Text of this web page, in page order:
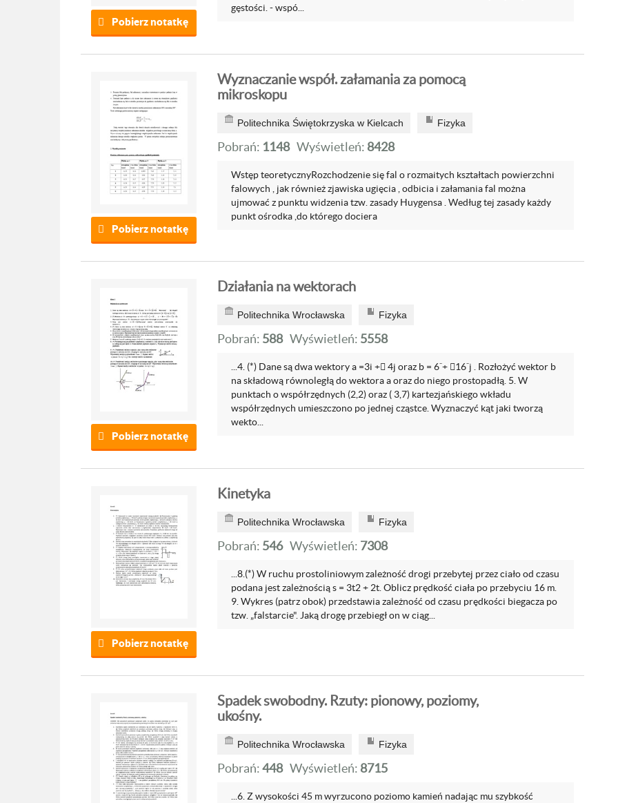
Pobierz notatkę
gęstości. - wspó...
Pobierz notatkę
Wyznaczanie współ. załamania za pomocą
mikroskopu
Politechnika Świętokrzyska w Kielcach Fizyka
Pobrań: 1148 Wyświetleń: 8428
Wstęp teoretycznyRozchodzenie się fal o rozmaitych kształtach powierzchni
falowych , jak również zjawiska ugięcia , odbicia i załamania fal można
ujmować z punktu widzenia tzw. zasady Huygensa . Według tej zasady każdy
punkt ośrodka ,do którego dociera
Pobierz notatkę
Działania na wektorach
Politechnika Wrocławska Fizyka
Pobrań: 588 Wyświetleń: 5558
...4. (*) Dane są dwa wektory a =3i + 4j oraz b = 6ˆ+ 16ˆj . Rozłożyć wektor b
na składową równoległą do wektora a oraz do niego prostopadłą. 5. W
punktach o współrzędnych (2,2) oraz ( 3,7) kartezjańskiego wkładu
współrzędnych umieszczono po jednej cząstce. Wyznaczyć kąt jaki tworzą
wekto...
Pobierz notatkę
Kinetyka
Politechnika Wrocławska Fizyka
Pobrań: 546 Wyświetleń: 7308
...8.(*) W ruchu prostoliniowym zależność drogi przebytej przez ciało od czasu
podana jest zależnością s = 3t2 + 2t. Oblicz prędkość ciała po przebyciu 16 m.
9. Wykres (patrz obok) przedstawia zależność od czasu prędkości biegacza po
tzw. „falstarcie". Jaką drogę przebiegł on w ciąg...
Spadek swobodny. Rzuty: pionowy, poziomy,
ukośny.
Politechnika Wrocławska Fizyka
Pobrań:448 Wyświetleń: 8715
...6. Z wysokości 45 m wyrzucono poziomo kamień nadając mu szybkość